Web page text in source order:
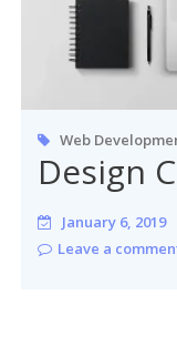
Web
Design
January 6, 2019
Leave a